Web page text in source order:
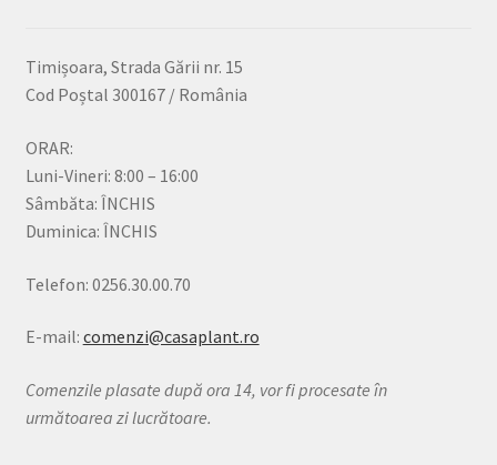
Timișoara, Strada Gării nr. 15
Cod Poștal 300167 / România
ORAR:
Luni-Vineri: 8:00 – 16:00
Sâmbăta: ÎNCHIS
Duminica: ÎNCHIS
Telefon: 0256.30.00.70
E-mail: comenzi@casaplant.ro
Comenzile plasate după ora 14, vor fi procesate în
următoarea zi lucrătoare.